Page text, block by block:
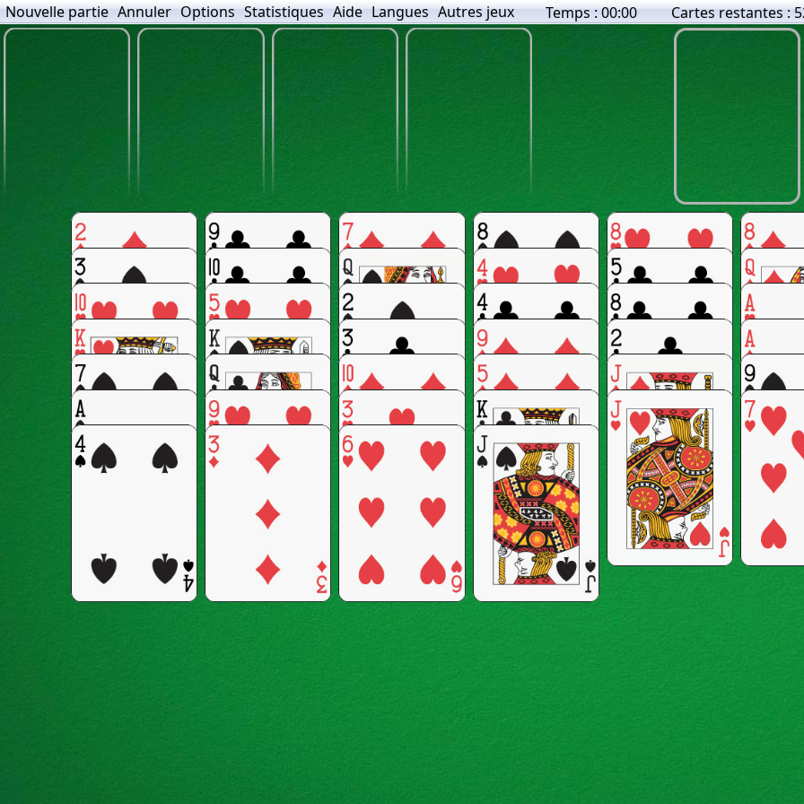
Nouvelle partie Annuler Options Statistiques Aide Langues Autres jeux Temps :00:00 Cartes restantes :